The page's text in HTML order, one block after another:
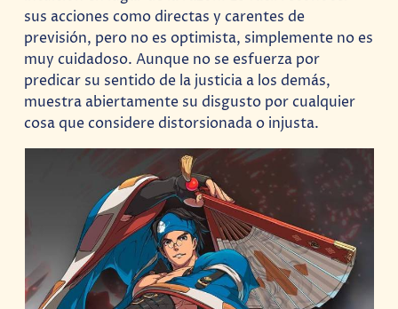
sus acciones como directas y carentes de
previsión, pero no es optimista, simplemente no es
muy cuidadoso. Aunque no se esfuerza por
predicar su sentido de la justicia a los demás,
muestra abiertamente su disgusto por cualquier
cosa que considere distorsionada o injusta.